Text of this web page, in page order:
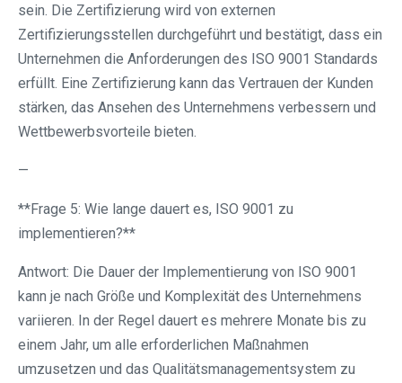
sein. Die Zertifizierung wird von externen
Zertifizierungsstellen durchgeführt und bestätigt, dass ein
Unternehmen die Anforderungen des ISO 9001 Standards
erfüllt. Eine Zertifizierung kann das Vertrauen der Kunden
stärken, das Ansehen des Unternehmens verbessern und
Wettbewerbsvorteile bieten.
—
**Frage 5: Wie lange dauert es, ISO 9001 zu
implementieren?**
Antwort: Die Dauer der Implementierung von ISO 9001
kann je nach Größe und Komplexität des Unternehmens
variieren. In der Regel dauert es mehrere Monate bis zu
einem Jahr, um alle erforderlichen Maßnahmen
umzusetzen und das Qualitätsmanagementsystem zu